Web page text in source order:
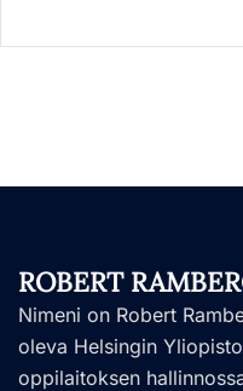
ROBERT
Nimeni on Robert
oleva Helsingin
oppilaitoksen